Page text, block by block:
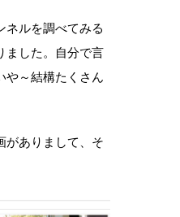
ネルを調べてみる
ました。自分で言
や～結構たくさん
がありまして、そ